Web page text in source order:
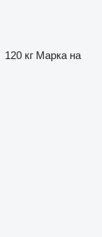
120 кг Марка на